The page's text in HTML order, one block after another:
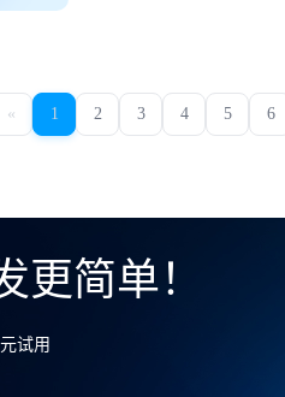
« 1 2 3 4 5 6
更简单！
试用